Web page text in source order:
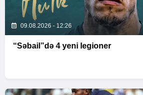
09.08.2026 - 12:26
“Səbail”də 4 yeni legioner